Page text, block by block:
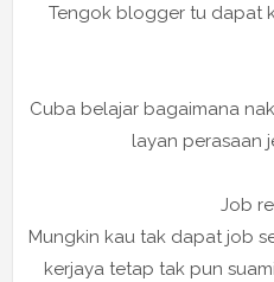
Tengok blogger tu dapat
Cuba belajar bagaimana
layan perasaan
Job
Mungkin kau tak dapat job
kerjaya tetap tak pun